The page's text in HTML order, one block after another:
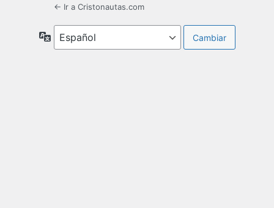
← Ir a Cristonautas.com
Idioma